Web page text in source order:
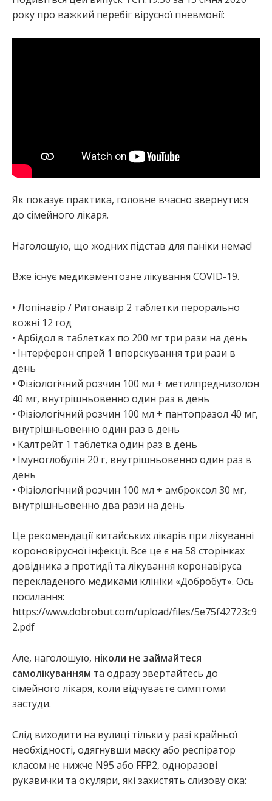
року про важкий перебіг вірусної пневмонії:
Як показує практика, головне вчасно звернутися
до сімейного лікаря.
Наголошую, що жодних підстав для паніки немає!
Вже існує медикаментозне лікування COVID-19.
• Лопінавір / Ритонавір 2 таблетки перорально
кожні 12 год
• Арбідол в таблетках по 200 мг три рази на день
• Інтерферон спрей 1 впорскування три рази в
день
• Фізіологічний розчин 100 мл + метилпреднизолон
40 мг, внутрішньовенно один раз в день
• Фізіологічний розчин 100 мл + пантопразол 40 мг,
внутрішньовенно один раз в день
• Калтрейт 1 таблетка один раз в день
• Імуноглобулін 20 г, внутрішньовенно один раз в
день
• Фізіологічний розчин 100 мл + амброксол 30 мг,
внутрішньовенно два рази на день
Це рекомендації китайських лікарів при лікуванні
короновірусної інфекції. Все це є на 58 сторінках
довідника з протидії та лікування коронавіруса
перекладеного медиками клініки «Добробут». Ось
посилання:
https://www.dobrobut.com/upload/files/5e75f42723c9
2.pdf
Але, наголошую, ніколи не займайтеся
самолікуванням та одразу звертайтесь до
сімейного лікаря, коли відчуваєте симптоми
застуди.
Слід виходити на вулиці тільки у разі крайньої
необхідності, одягнувши маску або респіратор
класом не нижче N95 або FFP2, одноразові
рукавички та окуляри, які захистять слизову ока: